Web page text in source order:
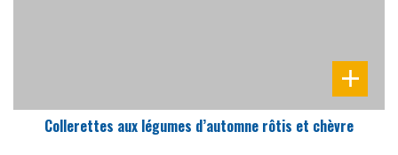
Collerettes aux légumes d’automne rôtis et chèvre